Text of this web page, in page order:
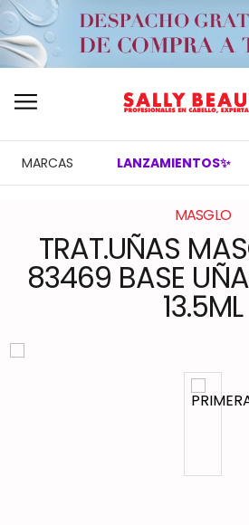
MARCAS LANZAMIENTOS✨
MASGLO
TRAT.UÑAS
83469 BASE
13.5ML